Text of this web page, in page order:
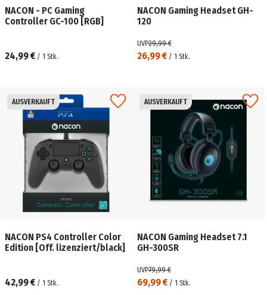
NACON - PC Gaming
Controller GC-100 [RGB]
24,99 € / 1 Stk.
NACON Gaming Headset GH-
120
26,99 € / 1 Stk.
UVP29,99 €
AUSVERKAUFT
NACON PS4 Controller Color
Edition [Off. lizenziert/black]
42,99 € / 1 Stk.
AUSVERKAUFT
NACON Gaming Headset 7.1
GH-300SR
69,99 € / 1 Stk.
UVP79,99 €